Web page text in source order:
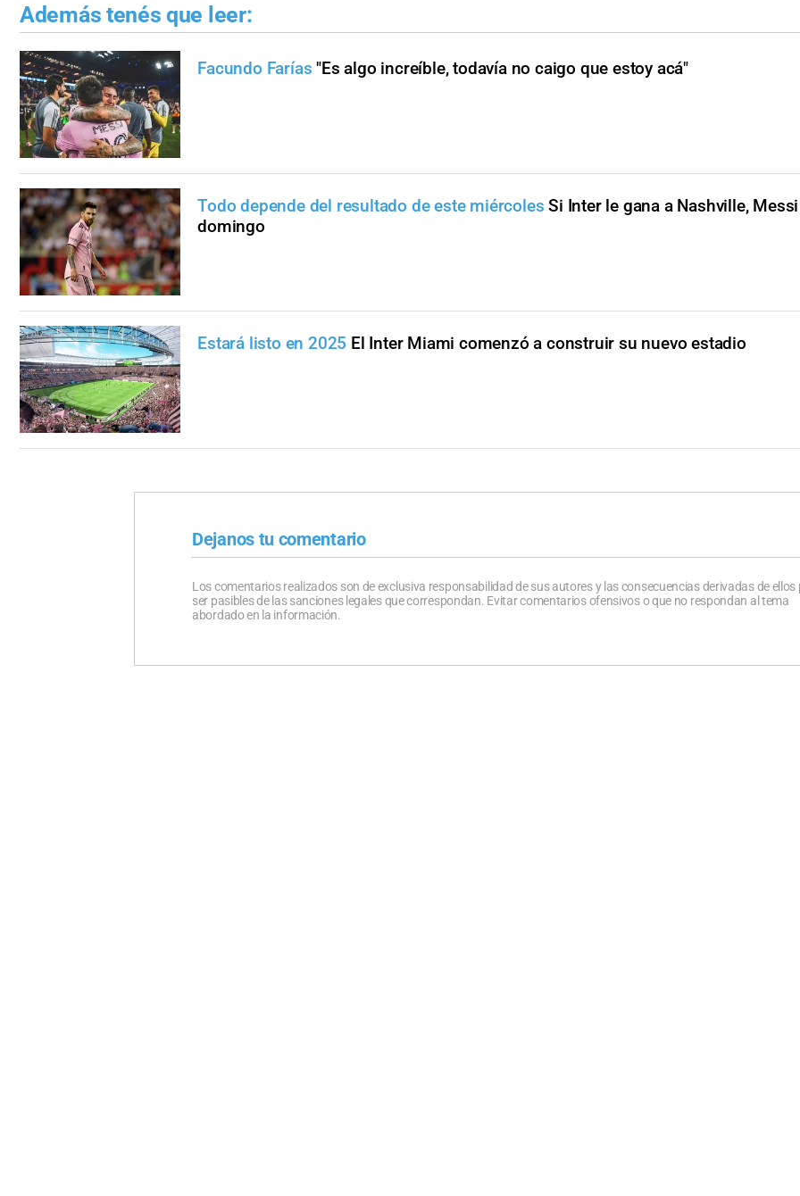
Además tenés que leer:
Facundo Farías "Es algo increíble, todavía no caigo que estoy acá"
Todo depende del resultado de este miércoles Si Inter le gana a Nashville,
domingo
Estará listo en 2025 El Inter Miami comenzó a construir su nuevo estadio
Dejanos tu comentario
Los comentarios realizados son de exclusiva responsabilidad de sus autores y las consecuencias derivadas de ellos
ser pasibles de las sanciones legales que correspondan. Evitar comentarios ofensivos o que no respondan al tema
abordado en la información.